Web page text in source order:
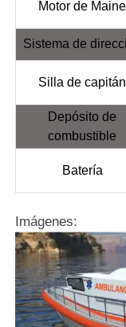
Motor de Maine
Sistema de
Silla de capitán
Depósito de
combustible
Batería
Imágenes: